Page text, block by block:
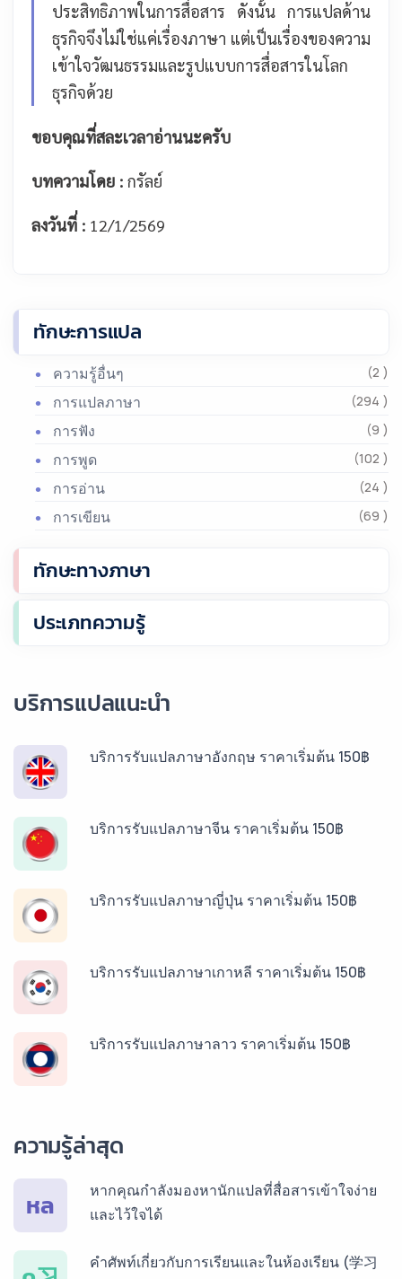
ประสิทธิภาพในการสื่อสาร ดังนั้น การแปลด้าน
ธุรกิจจึงไม่ใช่แค่เรื่องภาษา แต่เป็นเรื่องของความ
เข้าใจวัฒนธรรมและรูปแบบการสื่อสารในโลก
ธุรกิจด้วย
ขอบคุณที่สละเวลาอ่านนะครับ
บทความโดย : กรัลย์
ลงวันที่ : 12/1/2569
ทักษะการแปล
ความรู้อื่นๆ (2 )
การแปลภาษา (294 )
การฟัง (9 )
การพูด (102 )
การอ่าน (24 )
การเขียน (69 )
ทักษะทางภาษา
ประเภทความรู้
บริการแปลแนะนำ
บริการรับแปลภาษาอังกฤษ ราคาเริ่มต้น 150฿
บริการรับแปลภาษาจีน ราคาเริ่มต้น 150฿
บริการรับแปลภาษาญี่ปุ่น ราคาเริ่มต้น 150฿
บริการรับแปลภาษาเกาหลี ราคาเริ่มต้น 150฿
บริการรับแปลภาษาลาว ราคาเริ่มต้น 150฿
บริการรับแปลภาษากัมพูชา ราคาเริ่มต้น 150฿
บริการรับแปลภาษาเวียดนาม ราคาเริ่มต้น 150฿
ความรู้ล่าสุด
หล
หากคุณกำลังมองหานักแปลที่สื่อสารเข้าใจง่าย
และไว้ใจได้
คำศัพท์เกี่ยวกับการเรียนและในห้องเรียน (学习